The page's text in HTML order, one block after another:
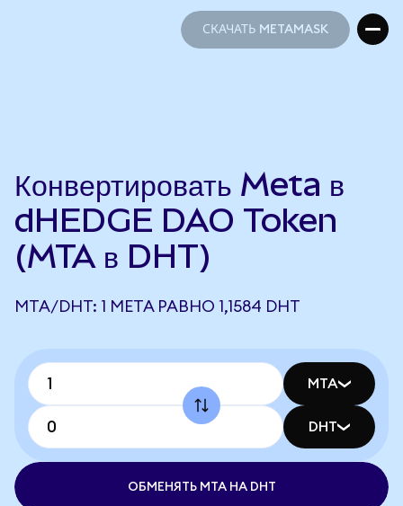
СКАЧАТЬ METAMASK
Конвертировать Meta в
dHEDGE DAO Token
(MTA в DHT)
MTA/DHT: 1 META РАВНО 1,1584 DHT
MTA
DHT
ОБМЕНЯТЬ MTA НА DHT